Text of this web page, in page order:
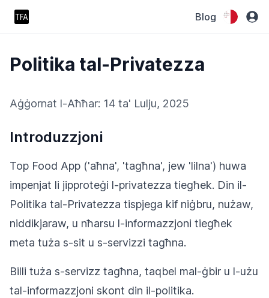
Blog
Politika tal-Privatezza
Aġġornat l-Aħħar: 14 ta' Lulju, 2025
Introduzzjoni
Top Food App ('aħna', 'tagħna', jew 'lilna') huwa
impenjat li jipproteġi l-privatezza tiegħek. Din il-
Politika tal-Privatezza tispjega kif niġbru, nużaw,
niddikjaraw, u nħarsu l-informazzjoni tiegħek
meta tuża s-sit u s-servizzi tagħna.
Billi tuża s-servizz tagħna, taqbel mal-ġbir u l-użu
tal-informazzjoni skont din il-politika.